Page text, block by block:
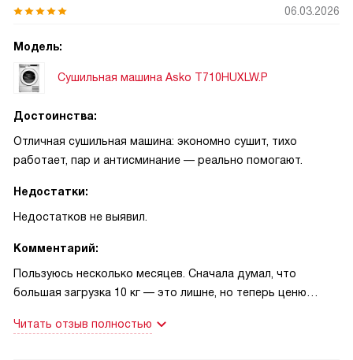
06.03.2026
Модель:
Сушильная машина Asko T710HUXLW.P
Достоинства:
Отличная сушильная машина: экономно сушит, тихо
работает, пар и антисминание — реально помогают.
Недостатки:
Недостатков не выявил.
Комментарий:
Пользуюсь несколько месяцев. Сначала думал, что
большая загрузка 10 кг — это лишне, но теперь ценю
Тепловой насос аккуратно сушит без перегрева, вещи
Читать отзыв полностью